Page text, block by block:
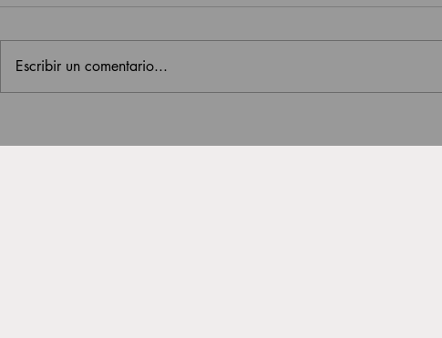
Escribir un comentario...